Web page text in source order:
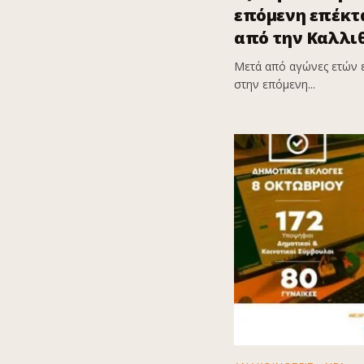
επόμενη
από την
Μετά από αγώνες ετών
στην επόμενη...